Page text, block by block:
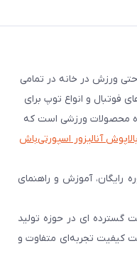
ورزش در خانه در تمامی
فوتبال و انواع توپ برای
محصولات ورزشی است که
آنالیزور اسپورتی‌باش
رایگان، آموزش و راهنمای
اسپورتی‌باش دارای نماد اعتماد الکترونیک و درگاه پرداخت معتبر است و از سال 1399 فعالیت گسترده ای در حوزه تولید
کیفیت تجربه‌ای متفاوت و